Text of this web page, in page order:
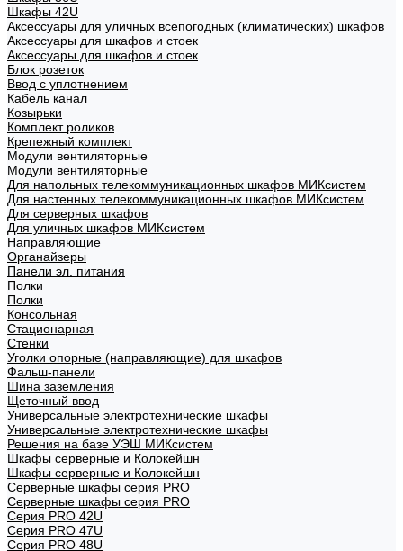
Шкафы 42U
Аксессуары для уличных всепогодных (климатических) шкафов
Аксессуары для шкафов и стоек
Аксессуары для шкафов и стоек
Блок розеток
Ввод с уплотнением
Кабель канал
Козырьки
Комплект роликов
Крепежный комплект
Модули вентиляторные
Модули вентиляторные
Для напольных телекоммуникационных шкафов МИКсистем
Для настенных телекоммуникационных шкафов МИКсистем
Для серверных шкафов
Для уличных шкафов МИКсистем
Направляющие
Органайзеры
Панели эл. питания
Полки
Полки
Консольная
Стационарная
Стенки
Уголки опорные (направляющие) для шкафов
Фальш-панели
Шина заземления
Щеточный ввод
Универсальные электротехнические шкафы
Универсальные электротехнические шкафы
Решения на базе УЭШ МИКсистем
Шкафы серверные и Колокейшн
Шкафы серверные и Колокейшн
Серверные шкафы серия PRO
Серверные шкафы серия PRO
Серия PRO 42U
Серия PRO 47U
Серия PRO 48U